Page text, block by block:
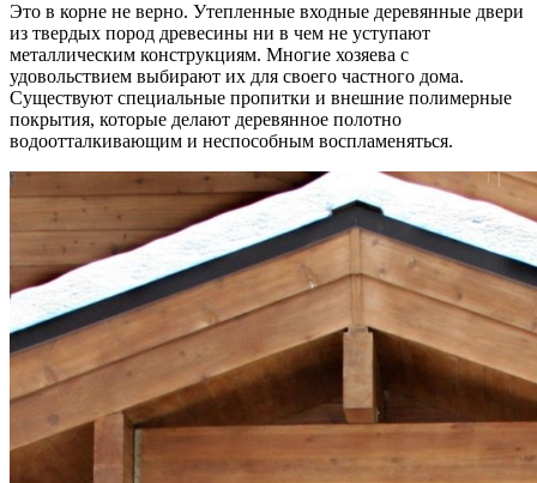
Это в корне не верно. Утепленные входные деревянные двери
из твердых пород древесины ни в чем не уступают
металлическим конструкциям. Многие хозяева с
удовольствием выбирают их для своего частного дома.
Существуют специальные пропитки и внешние полимерные
покрытия, которые делают деревянное полотно
водоотталкивающим и неспособным воспламеняться.